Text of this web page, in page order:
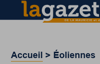
Accueil > Éoliennes